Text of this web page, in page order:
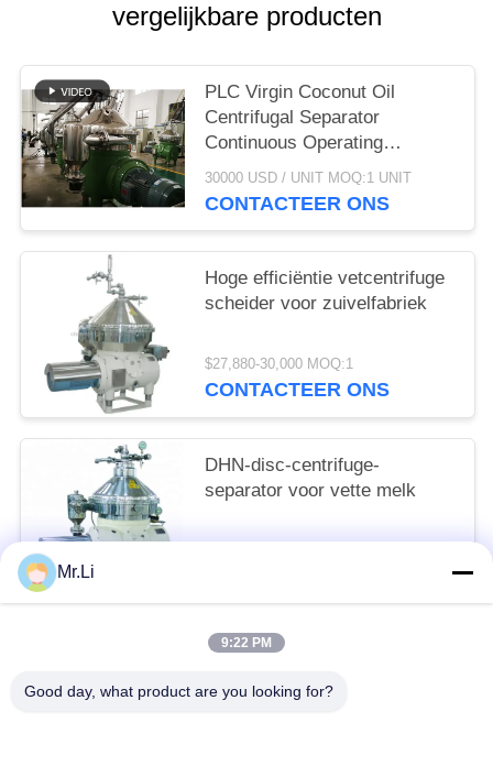
vergelijkbare producten
PLC Virgin Coconut Oil
Centrifugal Separator
Continuous Operating
Machine
30000 USD / UNIT MOQ:1 UNIT
CONTACTEER ONS
Hoge efficiëntie vetcentrifuge
scheider voor zuivelfabriek
$27,880-30,000 MOQ:1
CONTACTEER ONS
DHN-disc-centrifuge-
separator voor vette melk
Mr.Li
9:22 PM
Good day, what product are you looking for?